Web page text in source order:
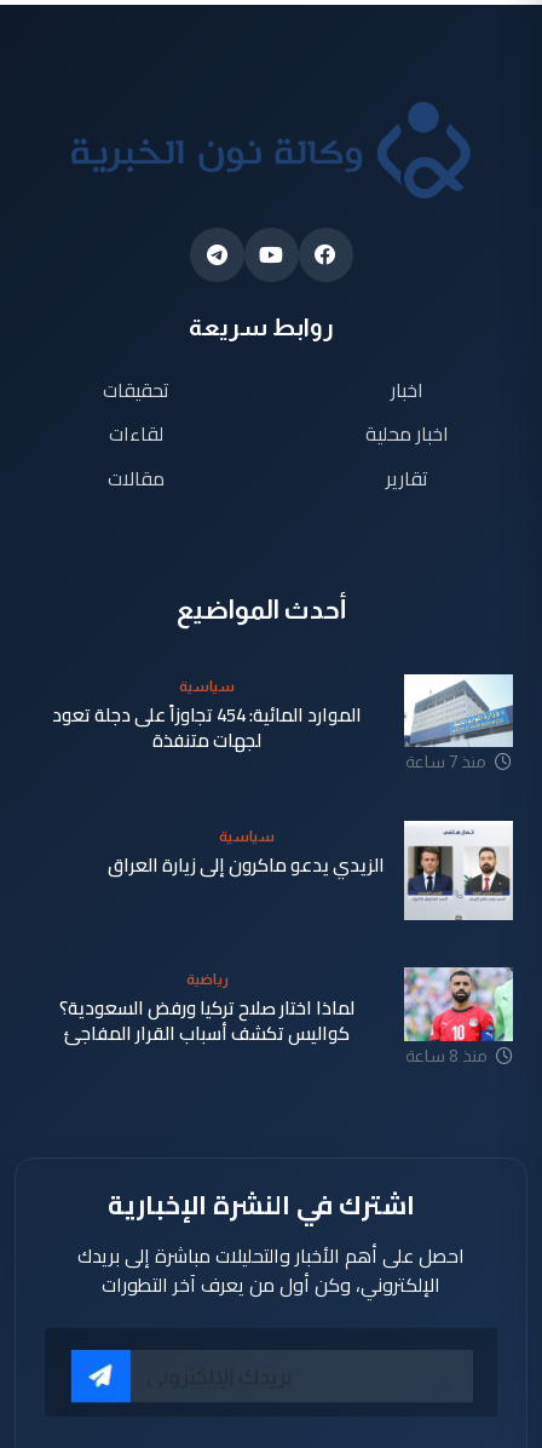
روابط سريعة
اخبار
اخبار محلية
تقارير
تحقيقات
لقاءات
مقالات
أحدث المواضيع
منذ 7 ساعة
سياسية
الموارد المائية: 454 تجاوزاً على دجلة تعود
لجهات متنفذة
سياسية
الزيدي يدعو ماكرون إلى زيارة العراق
منذ 8 ساعة
رياضية
لماذا اختار صلاح تركيا ورفض السعودية؟
كواليس تكشف أسباب القرار المفاجئ
اشترك في النشرة الإخبارية
احصل على أهم الأخبار والتحليلات مباشرة إلى بريدك
الإلكتروني، وكن أول من يعرف آخر التطورات